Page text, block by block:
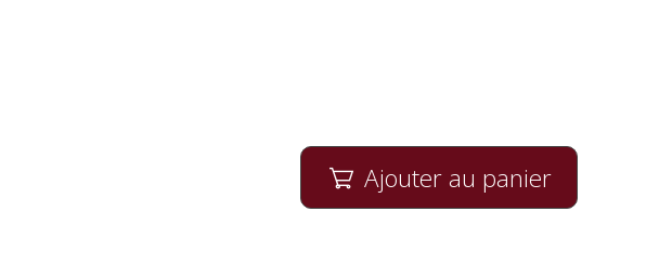
 Ajouter au panier